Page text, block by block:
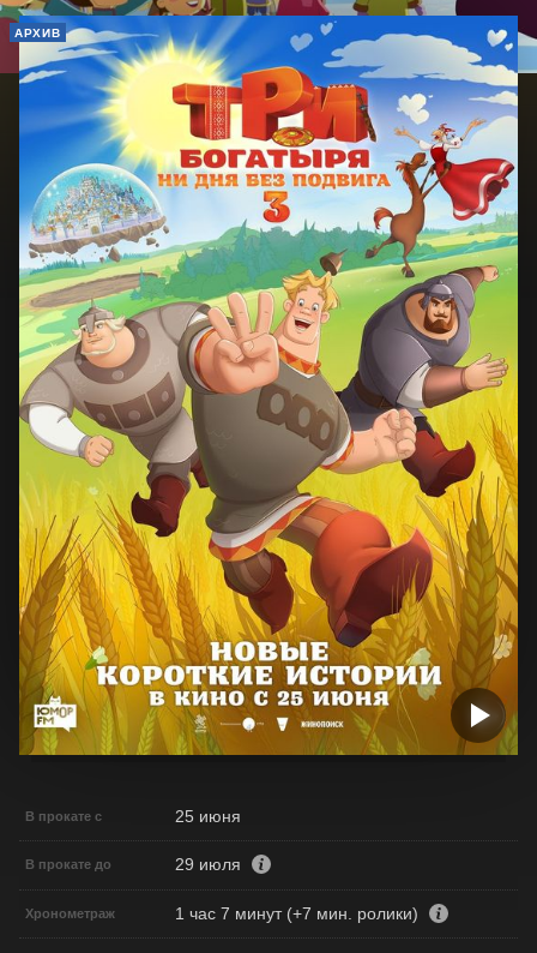
АРХИВ
В прокате с 25 июня
В прокате до 29 июля
Хронометраж 1 час 7 минут (+7 мин. ролики)